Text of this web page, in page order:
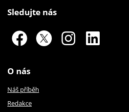
Sledujte nás
O nás
Náš příběh
Redakce